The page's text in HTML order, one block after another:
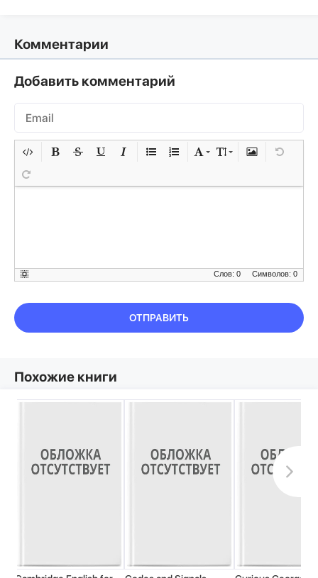
Комментарии
Добавить комментарий
Символов: 0
Слов: 0
ОТПРАВИТЬ
Похожие книги